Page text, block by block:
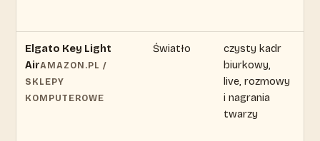
Elgato Key Light
AirAMAZON.PL /
SKLEPY
KOMPUTEROWE
Światło
czysty kadr
biurkowy,
live, rozmowy
i nagrania
twarzy